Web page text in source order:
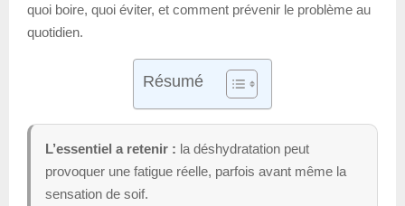
quoi boire, quoi éviter, et comment prévenir le problème au
quotidien.
Résumé
L’essentiel a retenir : la déshydratation peut
provoquer une fatigue réelle, parfois avant même la
sensation de soif.